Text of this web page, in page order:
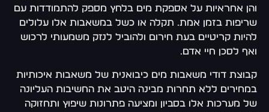
והן אחראיות על אספקת מים בלחץ מספק להתמודדות עם
שריפות בזמן אמת. תקלה או כשל במשאבות אלו עלולים
להיות קריטיים בעת חירום ולהוביל לנזק משמעותי לרכוש
ואף לסכן חיי אדם.
קבוצת דודי משאבות מים כיבואנית של משאבות איכותיות
במחירים ללא תחרות מבינה היטב את החשיבות העליונה
של מערכות אלו בסביון ומציעה פתרונות שיפוץ ותחזוקה